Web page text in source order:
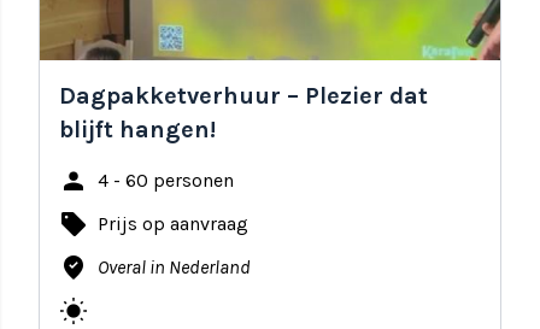
Dagpakketverhuur – Plezier dat
blijft hangen!
person 4 - 60 personen
local_offer Prijs op aanvraag
where_to_vote Overal in Nederland
wb_sunny